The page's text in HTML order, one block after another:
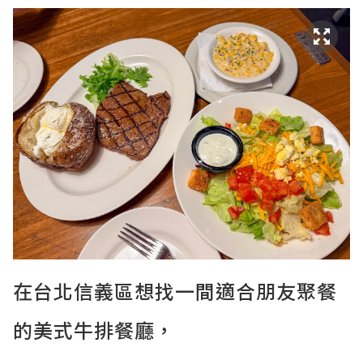
在台北信義區想找一間適合朋友聚餐
的美式牛排餐廳，